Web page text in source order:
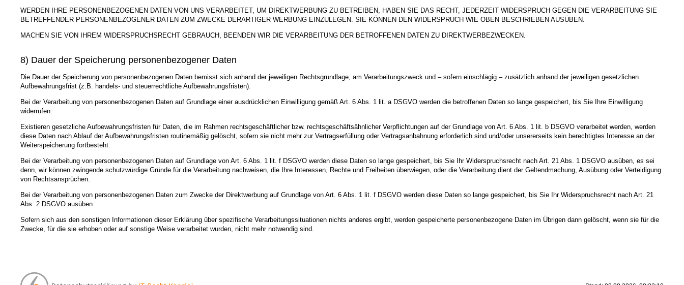
WERDEN IHRE PERSONENBEZOGENEN DATEN VON UNS VERARBEITET, UM DIREKTWERBUNG ZU BETREIBEN, HABEN SIE DAS RECHT, JEDERZEIT WIDERSPRUCH GEGEN DIE VERARBEITUNG SIE
BETREFFENDER PERSONENBEZOGENER DATEN ZUM ZWECKE DERARTIGER WERBUNG EINZULEGEN. SIE KÖNNEN DEN WIDERSPRUCH WIE OBEN BESCHRIEBEN AUSÜBEN.
MACHEN SIE VON IHREM WIDERSPRUCHSRECHT GEBRAUCH, BEENDEN WIR DIE VERARBEITUNG DER BETROFFENEN DATEN ZU DIREKTWERBEZWECKEN.
8) Dauer der Speicherung personenbezogener Daten
Die Dauer der Speicherung von personenbezogenen Daten bemisst sich anhand der jeweiligen Rechtsgrundlage, am Verarbeitungszweck und – sofern einschlägig – zusätzlich anhand der jeweiligen gesetzlichen
Aufbewahrungsfrist (z.B. handels- und steuerrechtliche Aufbewahrungsfristen).
Bei der Verarbeitung von personenbezogenen Daten auf Grundlage einer ausdrücklichen Einwilligung gemäß Art. 6 Abs. 1 lit. a DSGVO werden die betroffenen Daten so lange gespeichert, bis Sie Ihre Einwilligung
widerrufen.
Existieren gesetzliche Aufbewahrungsfristen für Daten, die im Rahmen rechtsgeschäftlicher bzw. rechtsgeschäftsähnlicher Verpflichtungen auf der Grundlage von Art. 6 Abs. 1 lit. b DSGVO verarbeitet werden, werden
diese Daten nach Ablauf der Aufbewahrungsfristen routinemäßig gelöscht, sofern sie nicht mehr zur Vertragserfüllung oder Vertragsanbahnung erforderlich sind und/oder unsererseits kein berechtigtes Interesse an der
Weiterspeicherung fortbesteht.
Bei der Verarbeitung von personenbezogenen Daten auf Grundlage von Art. 6 Abs. 1 lit. f DSGVO werden diese Daten so lange gespeichert, bis Sie Ihr Widerspruchsrecht nach Art. 21 Abs. 1 DSGVO ausüben, es sei
denn, wir können zwingende schutzwürdige Gründe für die Verarbeitung nachweisen, die Ihre Interessen, Rechte und Freiheiten überwiegen, oder die Verarbeitung dient der Geltendmachung, Ausübung oder Verteidigung
von Rechtsansprüchen.
Bei der Verarbeitung von personenbezogenen Daten zum Zwecke der Direktwerbung auf Grundlage von Art. 6 Abs. 1 lit. f DSGVO werden diese Daten so lange gespeichert, bis Sie Ihr Widerspruchsrecht nach Art. 21
Abs. 2 DSGVO ausüben.
Sofern sich aus den sonstigen Informationen dieser Erklärung über spezifische Verarbeitungssituationen nichts anderes ergibt, werden gespeicherte personenbezogene Daten im Übrigen dann gelöscht, wenn sie für die
Zwecke, für die sie erhoben oder auf sonstige Weise verarbeitet wurden, nicht mehr notwendig sind.